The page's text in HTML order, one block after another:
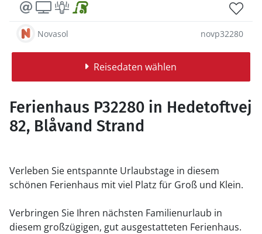
Novasol novp32280
Reisedaten wählen
Ferienhaus P32280 in Hedetoftvej
82, Blåvand Strand
Verleben Sie entspannte Urlaubstage in diesem
schönen Ferienhaus mit viel Platz für Groß und Klein.
Verbringen Sie Ihren nächsten Familienurlaub in
diesem großzügigen, gut ausgestatteten Ferienhaus.